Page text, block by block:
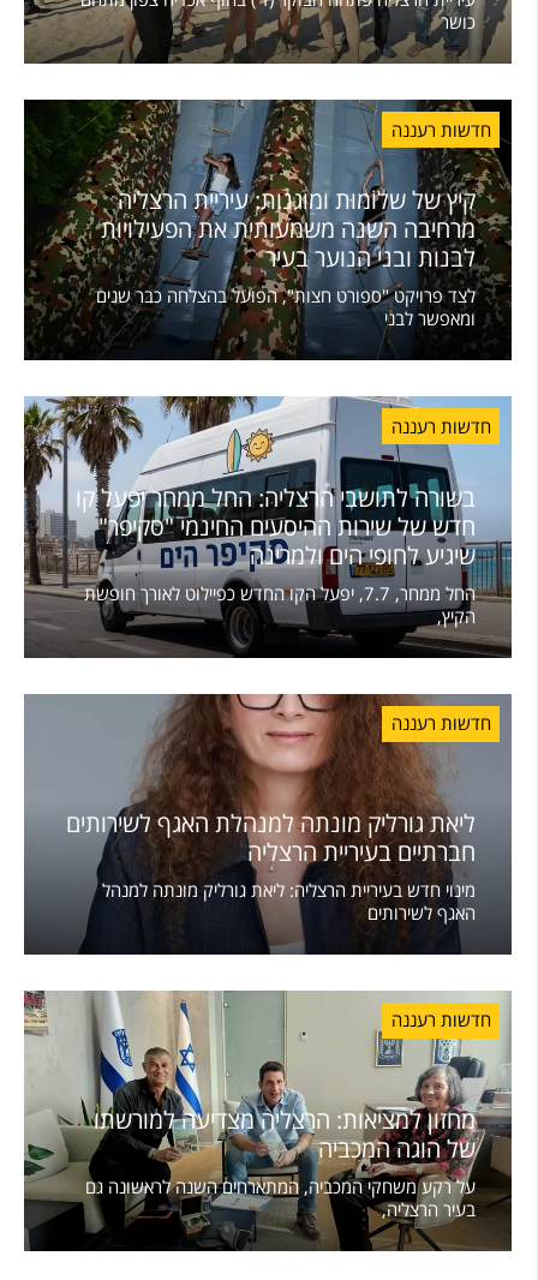
כושר
חדשות רעננה
קיץ של שלוֹמוּת ומוגנות: עיריית הרצליה
מרחיבה השנה משמעותית את הפעילויות
לבנות ובני הנוער בעיר
לצד פרויקט "ספורט חצות", הפועל בהצלחה כבר שנים
ומאפשר לבני
חדשות רעננה
בשורה לתושבי הרצליה: החל ממחר יפעל קו
חדש של שירות ההיסעים החינמי "סקיפר"
שיגיע לחופי הים ולמרינה
החל ממחר, 7.7, יפעל הקו החדש כפיילוט לאורך חופשת
הקיץ,
חדשות רעננה
ליאת גורליק מונתה למנהלת האגף לשירותים
חברתיים בעיריית הרצליה
מינוי חדש בעיריית הרצליה: ליאת גורליק מונתה למנהל
האגף לשירותים
חדשות רעננה
מחזון למציאות: הרצליה מצדיעה למורשתו
של הוגה המכביה
על רקע משחקי המכביה, המתארחים השנה לראשונה גם
בעיר הרצליה,